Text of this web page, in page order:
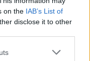
on the IAB’s List of
disclose it to other
00:00:30
r.: dviejų moterų ir